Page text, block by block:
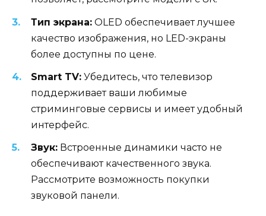
Тип экрана: OLED обеспечивает лучшее
качество изображения, но LED-экраны
более доступны по цене.
Smart TV: Убедитесь, что телевизор
поддерживает ваши любимые
стриминговые сервисы и имеет удобный
интерфейс.
Звук: Встроенные динамики часто не
обеспечивают качественного звука.
Рассмотрите возможность покупки
звуковой панели.